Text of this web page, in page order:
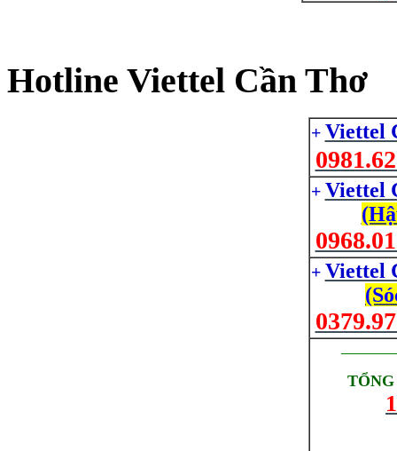
Hotline Viettel Cần Thơ
+ Viettel
+ Viettel
+ Viettel